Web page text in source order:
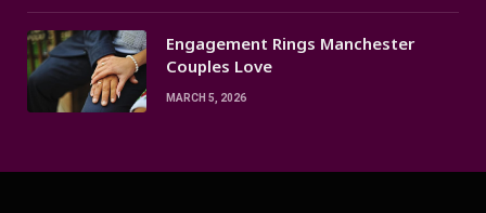
Engagement Rings Manchester
Couples Love
MARCH 5, 2026